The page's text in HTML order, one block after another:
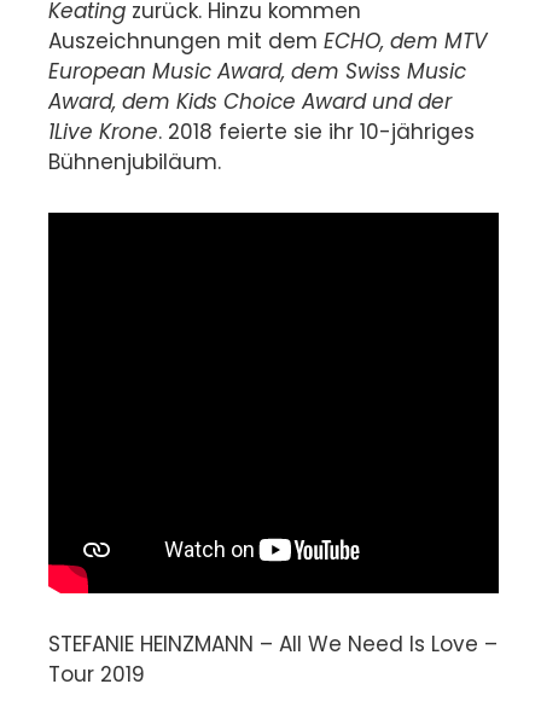
Keating zurück. Hinzu kommen
Auszeichnungen mit dem ECHO, dem MTV
European Music Award, dem Swiss Music
Award, dem Kids Choice Award und der
1Live Krone. 2018 feierte sie ihr 10-jähriges
Bühnenjubiläum.
STEFANIE HEINZMANN – All We Need Is Love –
Tour 2019